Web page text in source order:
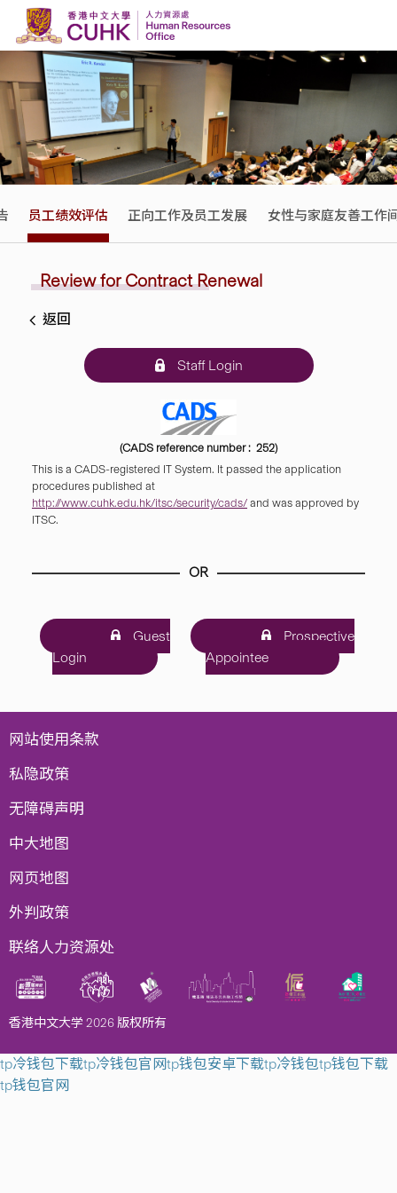
Skip to content
员工绩效评估 正向工作及员工发展 女性与家庭友善工作
Review for Contract Renewal
返回
Staff Login
(CADS reference number : 252)
This is a CADS-registered IT System. It passed the application
procedures published at
http://www.cuhk.edu.hk/itsc/security/cads/ and was approved by
ITSC.
OR
Guest
Login
Prospective
Appointee
网站使用条款
私隐政策
无障碍声明
中大地图
网页地图
外判政策
联络人力资源处
香港中文大学 2026 版权所有
tp冷钱包下载tp冷钱包官网tp钱包安卓下载tp冷钱包tp钱包下载
tp钱包官网